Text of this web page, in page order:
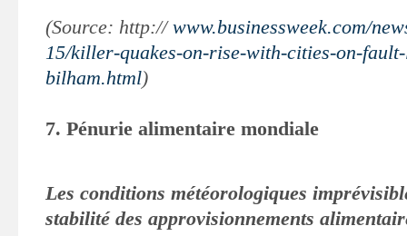
(Source: http://www.businessweek.com/
15/killer-quakes-on-rise-with-cities-on-
bilham.html)
7. Pénurie alimentaire mondiale
Les conditions météorologiques
stabilité des approvisionnements